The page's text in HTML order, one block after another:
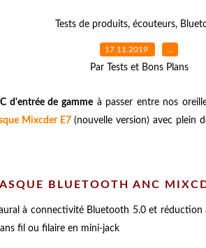
Tests de produits, écouteurs,
17.11.2019 …
Par Tests et Bons Plans
d'entrée de gammeà passer entre nos
Mixcder E7(nouvelle version) avec plein
BLUETOOTH ANC
à connectivité Bluetooth 5.0 et
fil ou filaire en mini-jack